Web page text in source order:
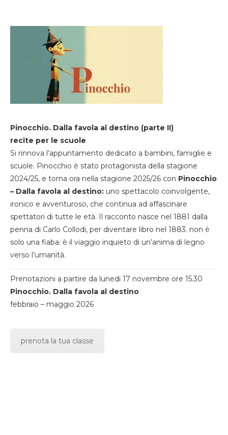
Pinocchio. Dalla favola al destino (parte II)
recite per le scuole
Si rinnova l’appuntamento dedicato a bambini, famiglie e
scuole. Pinocchio è stato protagonista della stagione
2024/25, e torna ora nella stagione 2025/26 con Pinocchio
– Dalla favola al destino: uno spettacolo coinvolgente,
ironico e avventuroso, che continua ad affascinare
spettatori di tutte le età. Il racconto nasce nel 1881 dalla
penna di Carlo Collodi, per diventare libro nel 1883. non è
solo una fiaba: è il viaggio inquieto di un’anima di legno
verso l’umanità.
Prenotazioni a partire da lunedi 17 novembre ore 15.30
Pinocchio. Dalla favola al destino
febbraio – maggio 2026
prenota la tua classe